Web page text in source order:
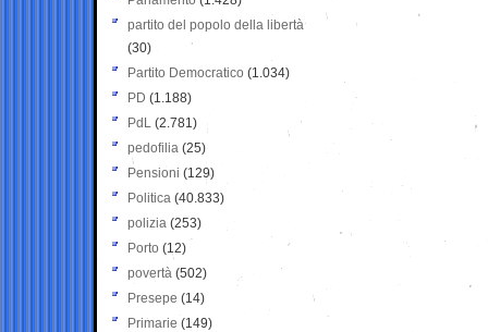
partito del popolo della libertà
(30)
Partito Democratico (1.034)
PD (1.188)
PdL (2.781)
pedofilia (25)
Pensioni (129)
Politica (40.833)
polizia (253)
Porto (12)
povertà (502)
Presepe (14)
Primarie (149)